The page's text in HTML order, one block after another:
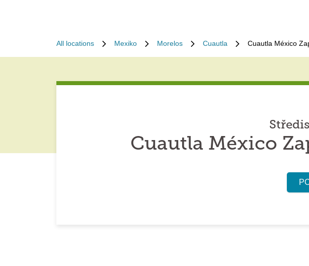
All locations Mexiko Morelos Cuautla Cuautla México
Cuautla México